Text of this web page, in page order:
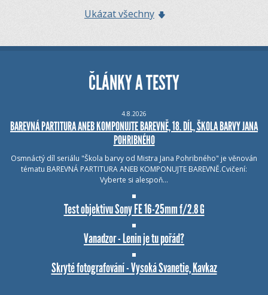
Ukázat všechny
ČLÁNKY A TESTY
4.8.2026
BAREVNÁ PARTITURA ANEB KOMPONUJTE BAREVNĚ, 18. DÍL, ŠKOLA BARVY JANA
POHRIBNÉHO
Osmnáctý díl seriálu "Škola barvy od Mistra Jana Pohribného" je věnován
tématu BAREVNÁ PARTITURA ANEB KOMPONUJTE BAREVNĚ.Cvičení:
Vyberte si alespoň…
Test objektivu Sony FE 16-25mm f/2.8 G
Vanadzor - Lenin je tu pořád?
Skryté fotografování - Vysoká Svanetie, Kavkaz